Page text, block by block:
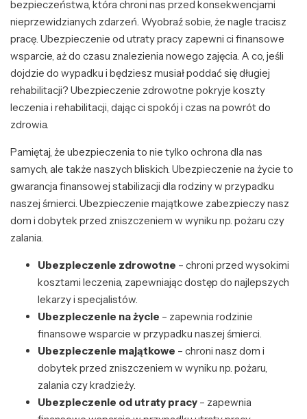
bezpieczeństwa, która chroni nas przed konsekwencjami
nieprzewidzianych zdarzeń. Wyobraź sobie, że nagle tracisz
pracę. Ubezpieczenie od utraty pracy zapewni ci finansowe
wsparcie, aż do czasu znalezienia nowego zajęcia. A co, jeśli
dojdzie do wypadku i będziesz musiał poddać się długiej
rehabilitacji? Ubezpieczenie zdrowotne pokryje koszty
leczenia i rehabilitacji, dając ci spokój i czas na powrót do
zdrowia.
Pamiętaj, że ubezpieczenia to nie tylko ochrona dla nas
samych, ale także naszych bliskich. Ubezpieczenie na życie to
gwarancja finansowej stabilizacji dla rodziny w przypadku
naszej śmierci. Ubezpieczenie majątkowe zabezpieczy nasz
dom i dobytek przed zniszczeniem w wyniku np. pożaru czy
zalania.
Ubezpieczenie zdrowotne – chroni przed wysokimi
kosztami leczenia, zapewniając dostęp do najlepszych
lekarzy i specjalistów.
Ubezpieczenie na życie – zapewnia rodzinie
finansowe wsparcie w przypadku naszej śmierci.
Ubezpieczenie majątkowe – chroni nasz dom i
dobytek przed zniszczeniem w wyniku np. pożaru,
zalania czy kradzieży.
Ubezpieczenie od utraty pracy – zapewnia